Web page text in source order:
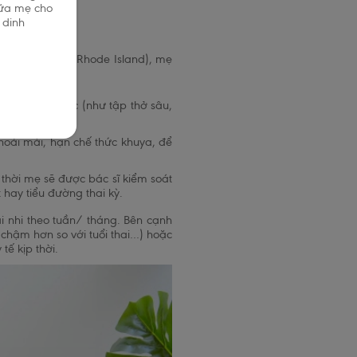
hàng đầu tại Rhode Island), mẹ
tập thể dục (như tập thở sâu,
mái, hạn chế thức khuya, để
mẹ sẽ được bác sĩ kiểm soát
tiểu đường thai kỳ.
nhi theo tuần/ tháng. Bên cạnh
hơn so với tuổi thai…) hoặc
kịp thời.
mẹ cho